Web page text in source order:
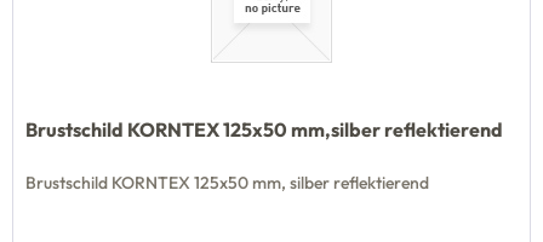
Brustschild KORNTEX 125x50 mm,silber reflektierend
Brustschild KORNTEX 125x50 mm, silber reflektierend